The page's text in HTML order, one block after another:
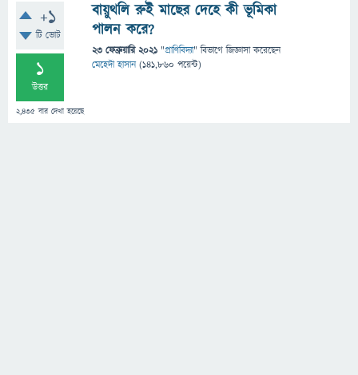
+1
টি ভোট
1
উত্তর
2,435 বার দেখা হয়েছে
বায়ুথলি রুই মাছের দেহে কী ভূমিকা
পালন করে?
23 ফেব্রুয়ারি 2021 "প্রাণিবিদ্যা" বিভাগে জিজ্ঞাসাকরেছেন
মেহেদী হাসান (141,860 পয়েন্ট)